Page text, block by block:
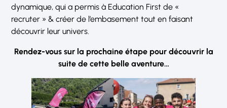
dynamique, qui a permis à Education First de «
recruter » & créer de l’embasement tout en faisant
découvrir leur univers.
Rendez-vous sur la prochaine étape pour découvrir la
suite de cette belle aventure…